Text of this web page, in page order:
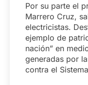
Por su parte el
Marrero Cruz,
electricistas.
ejemplo de
nación” en
generadas por
contra el